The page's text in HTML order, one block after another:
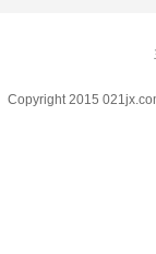
Copyright 2015